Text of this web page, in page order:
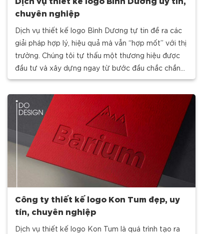
chuyên nghiệp
Dịch vụ thiết kế logo Bình Dương tự tin đề ra các
giải pháp hợp lý, hiệu quả mà vẫn “hợp mốt” với thị
trường. Chúng tôi tự thấu một thương hiệu được
đầu tư và xây dựng ngay từ bước đầu chắc chắn
sẽ
Công ty thiết kế logo Kon Tum đẹp, uy
tín, chuyên nghiệp
Dịch vụ thiết kế logo Kon Tum là quá trình tạo ra